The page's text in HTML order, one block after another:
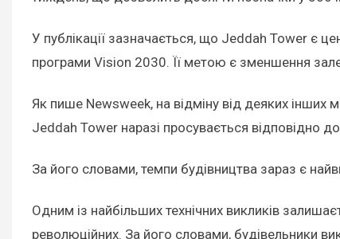
У публікації зазначається, що Jeddah Tower є
програми Vision 2030. Її метою є зменшення
Як пише Newsweek, на відміну від деяких інших
Jeddah Tower наразі просувається відповідно
За його словами, темпи будівництва зараз є
Одним із найбільших технічних викликів
революційних. За його словами, будівельники